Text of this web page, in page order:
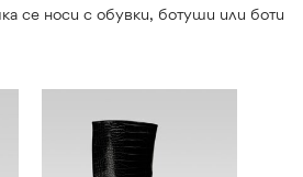
се носи с обувки, ботуши или боти